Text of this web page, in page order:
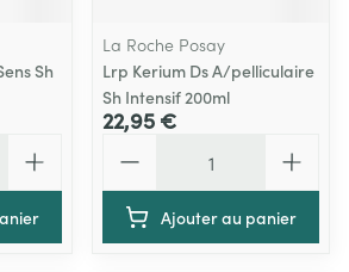
Sh
La Roche Posay
Lrp Kerium Ds A/pelliculaire
Sh Intensif 200ml
22,95 €
Ajouter au panier